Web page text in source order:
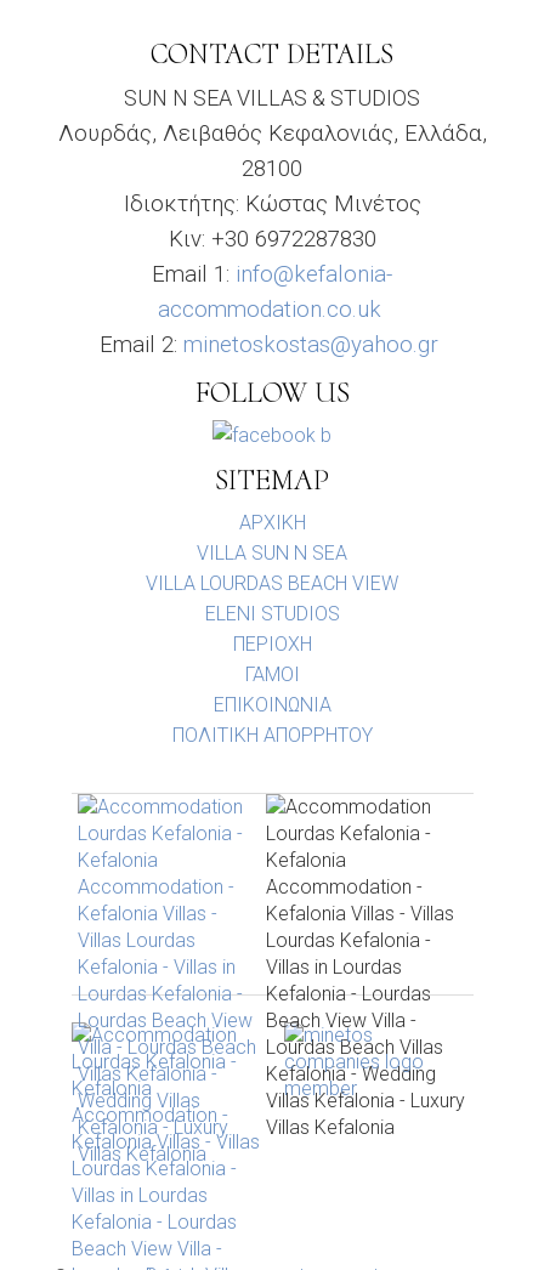
CONTACT DETAILS
SUN N SEA VILLAS & STUDIOS
Λουρδάς, Λειβαθός Κεφαλονιάς, Ελλάδα,
28100
Ιδιοκτήτης: Κώστας Μινέτος
Κιν: +30 6972287830
Email 1: info@kefalonia-
accommodation.co.uk
Email 2: minetoskostas@yahoo.gr
FOLLOW US
SITEMAP
ΑΡΧΙΚΗ
VILLA SUN N SEA
VILLA LOURDAS BEACH VIEW
ELENI STUDIOS
ΠΕΡΙΟΧΗ
ΓΑΜΟΙ
ΕΠΙΚΟΙΝΩΝΙΑ
ΠΟΛΙΤΙΚΗ ΑΠΟΡΡΗΤΟΥ